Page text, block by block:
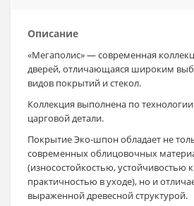
Описание
«Мегаполис» — современная
дверей, отличающаяся широким
видов покрытий и стекол.
Коллекция выполнена по
царговой детали.
Покрытие Эко-шпон обладает не
современных облицовочных
(износостойкостью, устойчивостью
практичностью в уходе), но и
выраженной древесной структурой.